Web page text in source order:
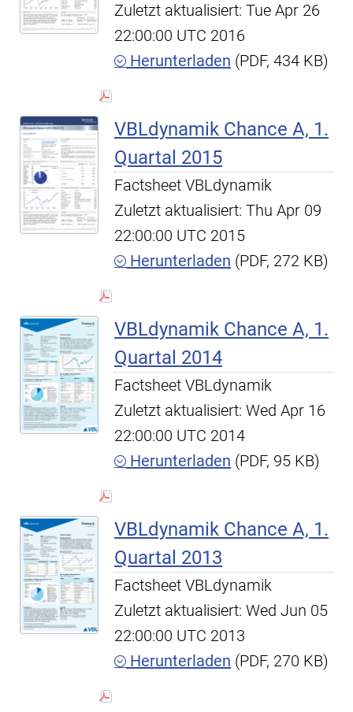
Zuletzt aktualisiert: Tue Apr 26
22:00:00 UTC 2016
Herunterladen (PDF, 434 KB)
VBLdynamik Chance A, 1.
Quartal 2015
Factsheet VBLdynamik
Zuletzt aktualisiert: Thu Apr 09
22:00:00 UTC 2015
Herunterladen (PDF, 272 KB)
VBLdynamik Chance A, 1.
Quartal 2014
Factsheet VBLdynamik
Zuletzt aktualisiert: Wed Apr 16
22:00:00 UTC 2014
Herunterladen (PDF, 95 KB)
VBLdynamik Chance A, 1.
Quartal 2013
Factsheet VBLdynamik
Zuletzt aktualisiert: Wed Jun 05
22:00:00 UTC 2013
Herunterladen (PDF, 270 KB)